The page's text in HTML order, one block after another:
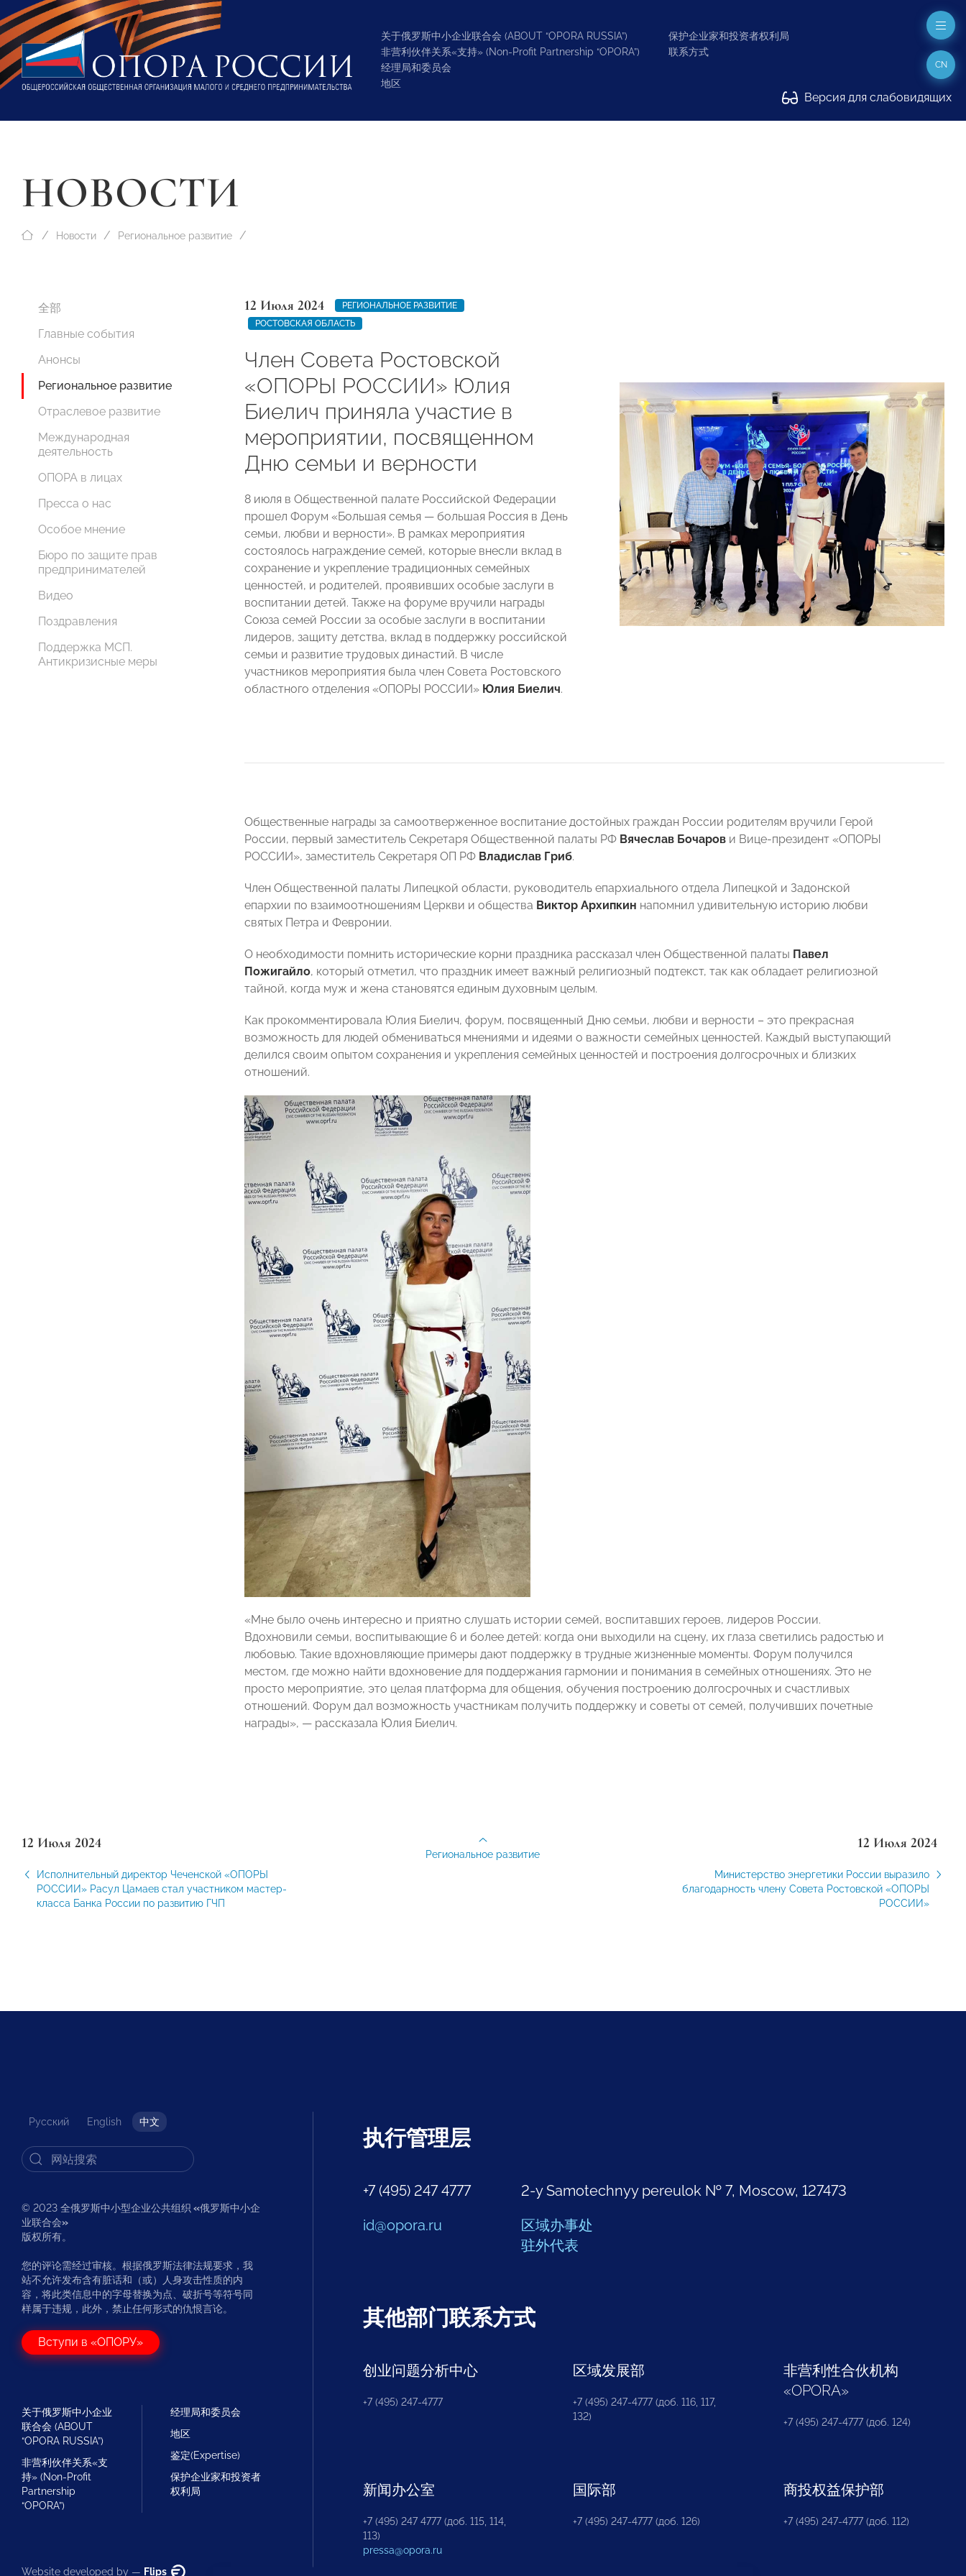
关于俄罗斯中小企业联合会 (ABOUT “OPORA RUSSIA”)
非营利伙伴关系«支持» (Non-Profit Partnership “OPORA”)
经理局和委员会
地区
保护企业家和投资者权利局
联系方式
Версия для слабовидящих
CN
НОВОСТИ
Новости Региональное развитие
全部
Главные события
Анонсы
Региональное развитие
Отраслевое развитие
Международная
деятельность
ОПОРА в лицах
Пресса о нас
Особое мнение
Бюро по защите прав
предпринимателей
Видео
Поздравления
Поддержка МСП.
Антикризисные меры
12 Июля 2024
РЕГИОНАЛЬНОЕ РАЗВИТИЕ
РОСТОВСКАЯ ОБЛАСТЬ
Член Совета Ростовской
«ОПОРЫ РОССИИ» Юлия
Биелич приняла участие в
мероприятии, посвященном
Дню семьи и верности
8 июля в Общественной палате Российской Федерации
прошел Форум «Большая семья — большая Россия в День
семьи, любви и верности». В рамках мероприятия
состоялось награждение семей, которые внесли вклад в
сохранение и укрепление традиционных семейных
ценностей, и родителей, проявивших особые заслуги в
воспитании детей. Также на форуме вручили награды
Союза семей России за особые заслуги в воспитании
лидеров, защиту детства, вклад в поддержку российской
семьи и развитие трудовых династий. В числе
участников мероприятия была член Совета Ростовского
областного отделения «ОПОРЫ РОССИИ» Юлия Биелич.
Общественные награды за самоотверженное воспитание достойных граждан России родителям вручили Герой
России, первый заместитель Секретаря Общественной палаты РФ Вячеслав Бочаров и Вице-президент «ОПОРЫ
РОССИИ», заместитель Секретаря ОП РФ Владислав Гриб.
Член Общественной палаты Липецкой области, руководитель епархиального отдела Липецкой и Задонской
епархии по взаимоотношениям Церкви и общества Виктор Архипкин напомнил удивительную историю любви
святых Петра и Февронии.
О необходимости помнить исторические корни праздника рассказал член Общественной палаты Павел
Пожигайло, который отметил, что праздник имеет важный религиозный подтекст, так как обладает религиозной
тайной, когда муж и жена становятся единым духовным целым.
Как прокомментировала Юлия Биелич, форум, посвященный Дню семьи, любви и верности – это прекрасная
возможность для людей обмениваться мнениями и идеями о важности семейных ценностей. Каждый выступающий
делился своим опытом сохранения и укрепления семейных ценностей и построения долгосрочных и близких
отношений.
«Мне было очень интересно и приятно слушать истории семей, воспитавших героев, лидеров России.
Вдохновили семьи, воспитывающие 6 и более детей: когда они выходили на сцену, их глаза светились радостью и
любовью. Такие вдохновляющие примеры дают поддержку в трудные жизненные моменты. Форум получился
местом, где можно найти вдохновение для поддержания гармонии и понимания в семейных отношениях. Это не
просто мероприятие, это целая платформа для общения, обучения построению долгосрочных и счастливых
отношений. Форум дал возможность участникам получить поддержку и советы от семей, получивших почетные
награды», — рассказала Юлия Биелич.
12 Июля 2024
Исполнительный директор Чеченской «ОПОРЫ
РОССИИ» Расул Цамаев стал участником мастер-
класса Банка России по развитию ГЧП
12 Июля 2024
Министерство энергетики России выразило
благодарность члену Совета Ростовской «ОПОРЫ
РОССИИ»
Региональное развитие
Русский English 中文
© 2023 全俄罗斯中小型企业公共组织 «俄罗斯中小企
业联合会»
版权所有。
您的评论需经过审核。根据俄罗斯法律法规要求，我
站不允许发布含有脏话和（或）人身攻击性质的内
容，将此类信息中的字母替换为点、破折号等符号同
样属于违规，此外，禁止任何形式的仇恨言论。
Вступи в «ОПОРУ»
关于俄罗斯中小企业
联合会 (ABOUT
“OPORA RUSSIA”)
非营利伙伴关系«支
持» (Non-Profit
Partnership
“OPORA”)
经理局和委员会
地区
鉴定(Expertise)
保护企业家和投资者
权利局
Website developed by — Flips
执行管理层
+7 (495) 247 4777
id@opora.ru
2-y Samotechnyy pereulok № 7, Moscow, 127473
区域办事处
驻外代表
其他部门联系方式
创业问题分析中心
+7 (495) 247-4777
区域发展部
+7 (495) 247-4777 (доб. 116, 117,
132)
非营利性合伙机构
«OPORA»
+7 (495) 247-4777 (доб. 124)
新闻办公室
+7 (495) 247 4777 (доб. 115, 114,
113)
pressa@opora.ru
国际部
+7 (495) 247-4777 (доб. 126)
商投权益保护部
+7 (495) 247-4777 (доб. 112)